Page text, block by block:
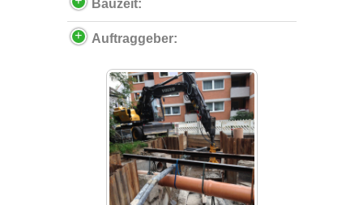
Bauzeit:
Auftraggeber: